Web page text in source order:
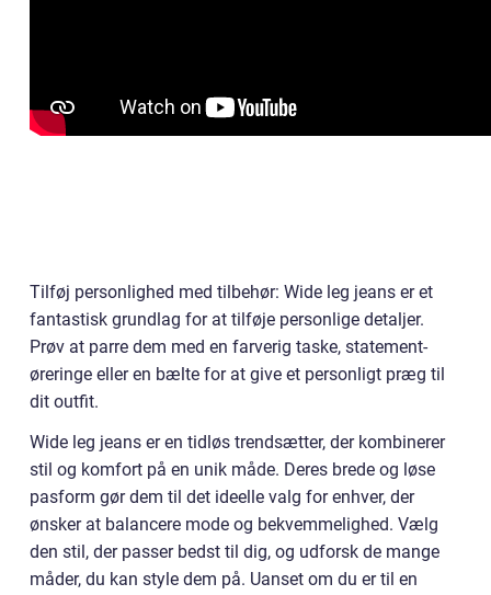
Tilføj personlighed med tilbehør: Wide leg jeans er et
fantastisk grundlag for at tilføje personlige detaljer.
Prøv at parre dem med en farverig taske, statement-
øreringe eller en bælte for at give et personligt præg til
dit outfit.
Wide leg jeans er en tidløs trendsætter, der kombinerer
stil og komfort på en unik måde. Deres brede og løse
pasform gør dem til det ideelle valg for enhver, der
ønsker at balancere mode og bekvemmelighed. Vælg
den stil, der passer bedst til dig, og udforsk de mange
måder, du kan style dem på. Uanset om du er til en